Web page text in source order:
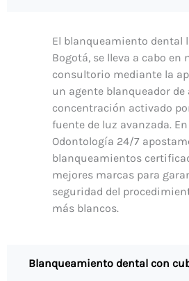
El blanqueamiento dental
Bogotá, se lleva a cabo en
consultorio mediante la
un agente blanqueador de
concentración activado
fuente de luz avanzada. En
Odontología 24/7
blanqueamientos
mejores marcas para
seguridad del
más blancos.
Blanqueamiento dental con